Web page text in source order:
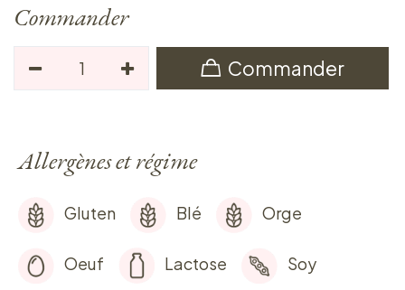
Commander
Commander
Allergènes et régime
Gluten Blé Orge
Oeuf Lactose Soy